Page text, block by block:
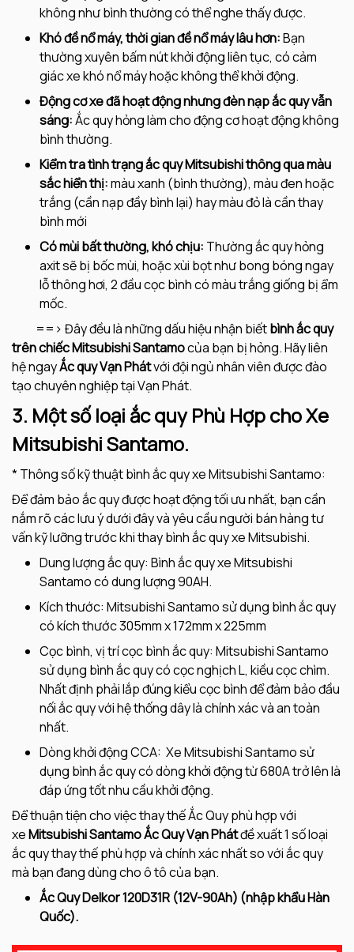
không như bình thường có thể nghe thấy được.
Khó đề nổ máy, thời gian đề nổ máy lâu hơn:Bạn
thường xuyên bấm nút khởi động liên tục, có cảm
giác xe khó nổ máy hoặc không thể khởi động.
Động cơ xe đã hoạt động nhưng đèn nạp ắc quy vẫn
sáng:Ắc quy hỏng làm cho động cơ hoạt động không
bình thường.
Kiểm tra tình trạng ắc quy Mitsubishi thông qua màu
sắc hiển thị:màu xanh (bình thường), màu đen hoặc
trắng (cần nạp đầy bình lại) hay màu đỏ là cần thay
bình mới
Có mùi bất thường, khó chịu: Thường ắc quy hỏng
axit sẽ bị bốc mùi, hoặc xùi bọt như bong bóng ngay
lỗ thông hơi, 2 đầu cọc bình có màu trắng giống bị ẩm
mốc.
==> Đây đều là những dấu hiệu nhận biếtbìnhắc quy
trên chiếc Mitsubishi Santamocủa bạn bị hỏng. Hãy liên
hệ ngayẮc quy Vạn Phátvới đội ngủ nhân viên được đào
tạo chuyên nghiệp tại Vạn Phát.
3. Một số loại ắc quy Phù Hợp cho Xe
Mitsubishi Santamo.
* Thông số kỹ thuật bình ắc quy xe Mitsubishi Santamo:
Để đảm bảo ắc quy được hoạt động tối ưu nhất, bạn cần
nắm rõ các lưu ý dưới đây và yêu cầu người bán hàng tư
vấn kỹ lưỡng trước khi thay bình ắc quy xe Mitsubishi.
Dung lượng ắc quy: Bình ắc quy xe Mitsubishi
Santamo có dung lượng 90AH.
Kích thước: Mitsubishi Santamo sử dụng bình ắc quy
có kích thước 305mm x 172mm x 225mm
Cọc bình, vị trí cọc bình ắc quy: Mitsubishi Santamo
sử dụng bình ắc quy có cọc nghịch L, kiều cọc chìm.
Nhất định phải lắp đúng kiểu cọc bình để đảm bảo đầu
nối ắc quy với hệ thống dây là chính xác và an toàn
nhất.
Dòng khởi động CCA: Xe Mitsubishi Santamo sử
dụng bình ắc quy có dòng khởi động từ 680A trở lên là
đáp ứng tốt nhu cầu khởi động.
Để thuận tiện cho việc thay thế Ắc Quy phù hợp với
xeMitsubishi Santamo Ắc Quy Vạn Phátđề xuất 1 số loại
ắc quy thay thế phù hợp và chính xác nhất so với ắc quy
mà bạn đang dùng cho ô tô của bạn.
Ắc Quy Delkor 120D31R (12V-90Ah) (nhập khẩu Hàn
Quốc).